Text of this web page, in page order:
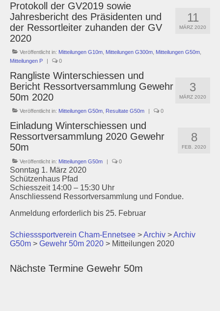
11
MÄRZ 2020
Protokoll der GV2019 sowie
Jahresbericht des Präsidenten und
der Ressortleiter zuhanden der GV
2020
Veröffentlicht in: Mitteilungen G10m Mitteilungen G300m Mitteilungen G50m
Mitteilungen P
0
3
MÄRZ 2020
Rangliste Winterschiessen und
Bericht Ressortversammlung Gewehr
50m 2020
Veröffentlicht in: Mitteilungen G50m, Resultate G50m 0
8
FEB. 2020
Einladung Winterschiessen und
Ressortversammlung 2020 Gewehr
50m
Veröffentlicht in: Mitteilungen G50m | 0
Sonntag 1. März 2020
Schützenhaus Pfad
Schiesszeit 14:00 – 15:30 Uhr
Anschliessend Ressortversammlung und Fondue.
Anmeldung erforderlich bis 25. Februar
Schiesssportverein Cham-Ennetsee >Archiv >Archiv
G50m > Gewehr 50m 2020 > Mitteilungen 2020
Nächste Termine Gewehr 50m